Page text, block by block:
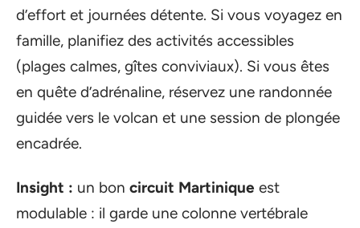
d’effort et journées détente. Si vous voyagez en
famille, planifiez des activités accessibles
(plages calmes, gîtes conviviaux). Si vous êtes
en quête d’adrénaline, réservez une randonnée
guidée vers le volcan et une session de plongée
encadrée.
Insight : un bon circuit Martinique est
modulable : il garde une colonne vertébrale